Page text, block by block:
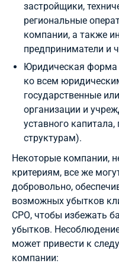
застройщики,
региональные
компании, а также
предприниматели и
Юридическая форма
ко всем
государственные
организации и
уставного
структурам).
Некоторые компании,
критериям, все же
добровольно,
возможных убытков
СРО, чтобы избежать
убытков.
может привести к
компании: